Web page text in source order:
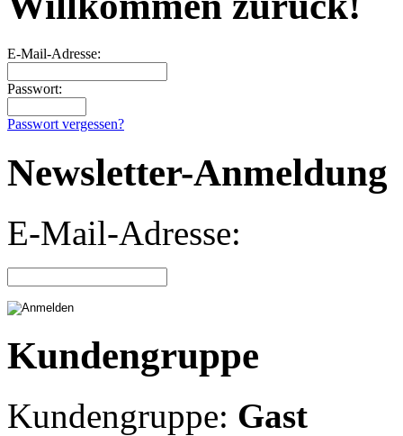
E-Mail-Adresse:
Passwort:
Passwort vergessen?
Newsletter-Anmeldung
E-Mail-Adresse:
Kundengruppe
Kundengruppe: Gast